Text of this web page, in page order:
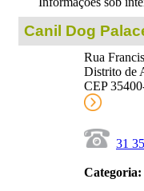
Canil Dog
Rua
Distrito de
CEP
31
Categoria: